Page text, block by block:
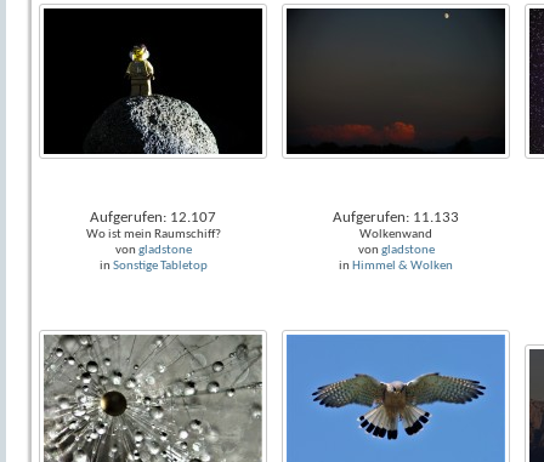
Aufgerufen: 12.107
Wo ist mein Raumschiff?
von gladstone
in Sonstige Tabletop
Aufgerufen: 11.133
Wolkenwand
von gladstone
in Himmel & Wolken